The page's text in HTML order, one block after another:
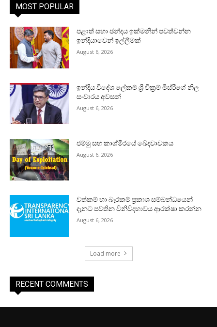
MOST POPULAR
පළාත් සභා ඡන්දය ඉක්මනින් පවත්වන්න
ඉන්දියාවෙන් ඉල්ලීමක්
August 6, 2026
ඉන්දීය විදේශ ලේකම් ශ්‍රී වික්‍රම් මිස්රිගේ නිල
සංචාරය අවසන්
August 6, 2026
ජම්මු සහ කාශ්මීරයේ ඛේදවාචකය
August 6, 2026
වත්කම් හා බැරකම් ප්‍රකාශ සම්බන්ධයෙන්
දැනට පවතින විනිවිදභාවය ආරක්ෂා කරන්න
August 6, 2026
Load more
RECENT COMMENTS